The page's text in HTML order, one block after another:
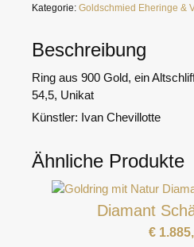
Kategorie: Goldschmied Eheringe &
Beschreibung
Ring aus 900 Gold, ein
54,5, Unikat
Künstler: Ivan Chevillotte
Ähnliche Produkte
Diamant
€